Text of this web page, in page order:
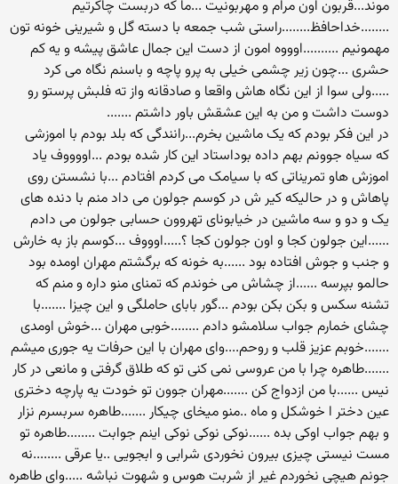
موند...قربون اون مرام و مهربونیت ...ما که دربست چاکرتیم
........خداحافظ........راستی شب جمعه با دسته گل و شیرینی خونه تون
مهمونیم ..........اوووه امون از دست این جمال عاشق پیشه و یه کم
حشری ...چون زیر چشمی خیلی به پرو پاچه و باسنم نگاه می کرد
.....ولی سوا از این نگاه هاش واقعا و صادقانه واز ته فلبش پرستو رو
دوست داشت و من به این عشقش باور داشتم .......
در این فکر بودم که یک ماشین بخرم...رانندگی که بلد بودم با اموزشی
که سیاه جوونم بهم داده بوداستاد این کار شده بودم ...اووووف یاد
اموزش هاو تمریناتی که با سیامک می کردم افتادم ...با نشستن روی
پاهاش و در حالیکه کیر ش در کوسم جولون می داد منم با دنده های
یک و دو و سه ماشین در خیابونای تهروون حسابی جولون می دادم
......این جولون کجا و اون جولون کجا ؟.....اوووف ...کوسم باز به خارش
و جنب و جوش افتاده بود ......به خونه که برگشتم مهران اومده بود
حالمو بپرسه ......از چشاش می خوندم که تمنای منو داره و منم که
تشنه سکس و بکن بکن بودم ...گور بابای حاملگی و این چیزا .......با
چشای خمارم جواب سلامشو دادم ........خوبی مهران ...خوش اومدی
.......خوبم عزیز قلب و روحم....وای مهران با این حرفات یه جوری میشم
.......طاهره چرا با من عروسی نمی کنی تو که طلاق گرفتی و مانعی در کار
نیس ......با من ازدواج کن .......مهران جوون تو خودت یه پارچه دختری
عین دختر ا خوشکل و ماه ..منو میخای چیکار .......طاهره سربسرم نزار
و بهم جواب اوکی بده ......نوکی نوکی نوکی اینم جوابت ........طاهره تو
مست نیستی چیزی بیرون نخوردی شرابی و ابجویی ..یا عرقی ........نه
جونم هیچی نخوردم غیر از شربت هوس و شهوت نباشه .....وای طاهره